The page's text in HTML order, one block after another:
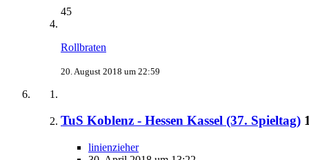
45
Rollbraten
20. August 2018 um 22:59
TuS Koblenz - Hessen Kassel (37. Spieltag)
linienzieher